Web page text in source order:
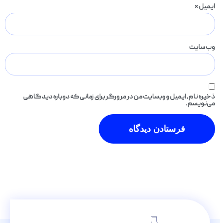
ایمیل*
وب‌ سایت
ذخیره نام، ایمیل و وبسایت من در مرورگر برای زمانی که دوباره دیدگاهی
می‌نویسم.